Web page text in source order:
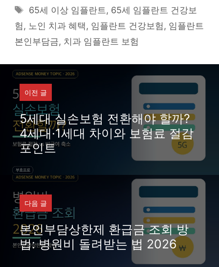
Tags
65세 이상 임플란트 , 65세 임플란트 건강보
험, 노인 치과 혜택, 임플란트 건강보험, 임플란트
본인부담금, 치과 임플란트 보험
이전 글
5세대 실손보험 전환해야 할까?
4세대·1세대 차이와 보험료 절감
포인트
다음 글
본인부담상한제 환급금 조회 방
법: 병원비 돌려받는 법 2026